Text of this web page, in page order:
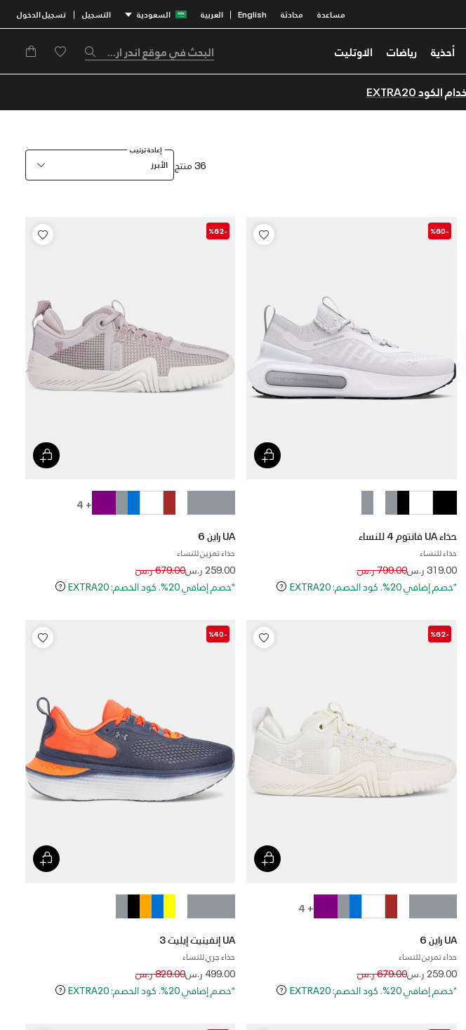
مساعدة محادثة English
| العربية السعودية التسجيل | تسجيل الدخول
أحذية رياضات الاوتليت
36 منتج
إعادة ترتيب
الأبرز
-%60
حذاء UA فانتوم 4 للنساء
حذاء للنساء
319.00 ر.سPrice reduced from
799.00 ر.سto
*خصم إضافي 20%. كود الخصم: EXTRA20
-%62
+ 4
UA راين 6
حذاء تمرين للنساء
259.00 ر.سPrice reduced from
679.00 ر.سto
*خصم إضافي 20%. كود الخصم: EXTRA20
-%62
+ 4
UA راين 6
حذاء تمرين للنساء
259.00 ر.سPrice reduced from
679.00 ر.سto
*خصم إضافي 20%. كود الخصم: EXTRA20
-%40
UA إنفينيت إيليت 3
حذاء جري للنساء
499.00 ر.سPrice reduced from
829.00 ر.سto
*خصم إضافي 20%. كود الخصم: EXTRA20